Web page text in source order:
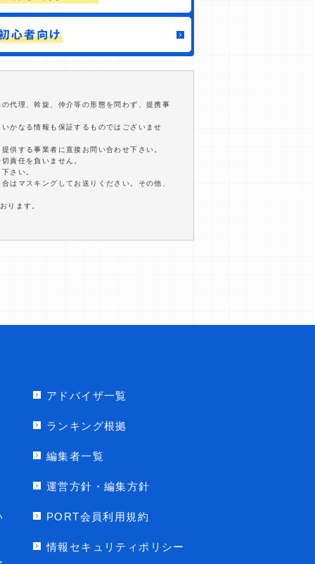
代理、斡旋、仲介等の形態を問わず、提携事
かなる情報も保証するものではございませ
供する事業者に直接お問い合わせ下さい。
責任を負いません。
さい。
はマスキングしてお送りください。その他、
ります。
アドバイザ一覧
ランキング根拠
編集者一覧
運営方針・編集方針
PORT会員利用規約
情報セキュリティポリシー